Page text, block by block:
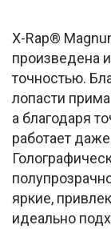
X-Rap®
произведена
точностью.
лопасти
а благодаря
работает
яркие,
идеально